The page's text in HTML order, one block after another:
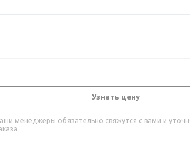
Узнать цену
менеджеры обязательно свяжутся с вами и